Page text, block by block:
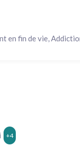
en fin de vie,
+4